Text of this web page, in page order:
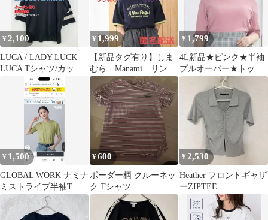
¥ 2,100
LUCA / LADY LUCK
LUCA Tシャツ/カット
ソー ブラック 無地 ラ
イン柄 ミドル丈 半端袖
クルーネック(丸首) レ
¥ 1,999
【新品タグ有り】しま
むら Manami リンガ
ー Tシャツ 紺色 ま
なみ
¥ 1,799
4L新品★ピンク★半袖
プルオーバー★トップ
ス★runa★LAPOCIA★
着痩せ
¥ 1,500
GLOBAL WORK ナミナ
ミストライプ半袖T ラ
イトグリーン
¥600
ボーダー柄 クルーネッ
ク Tシャツ
¥2,530
Heather フロントギャザ
ーZIPTEE